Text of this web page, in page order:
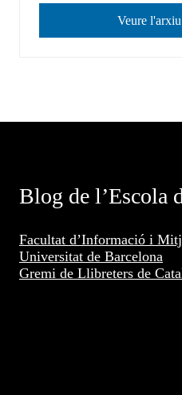
Veure
Blog de l’Escola
Facultat d’Informació i
Universitat de Barcelona
Gremi de Llibreters de